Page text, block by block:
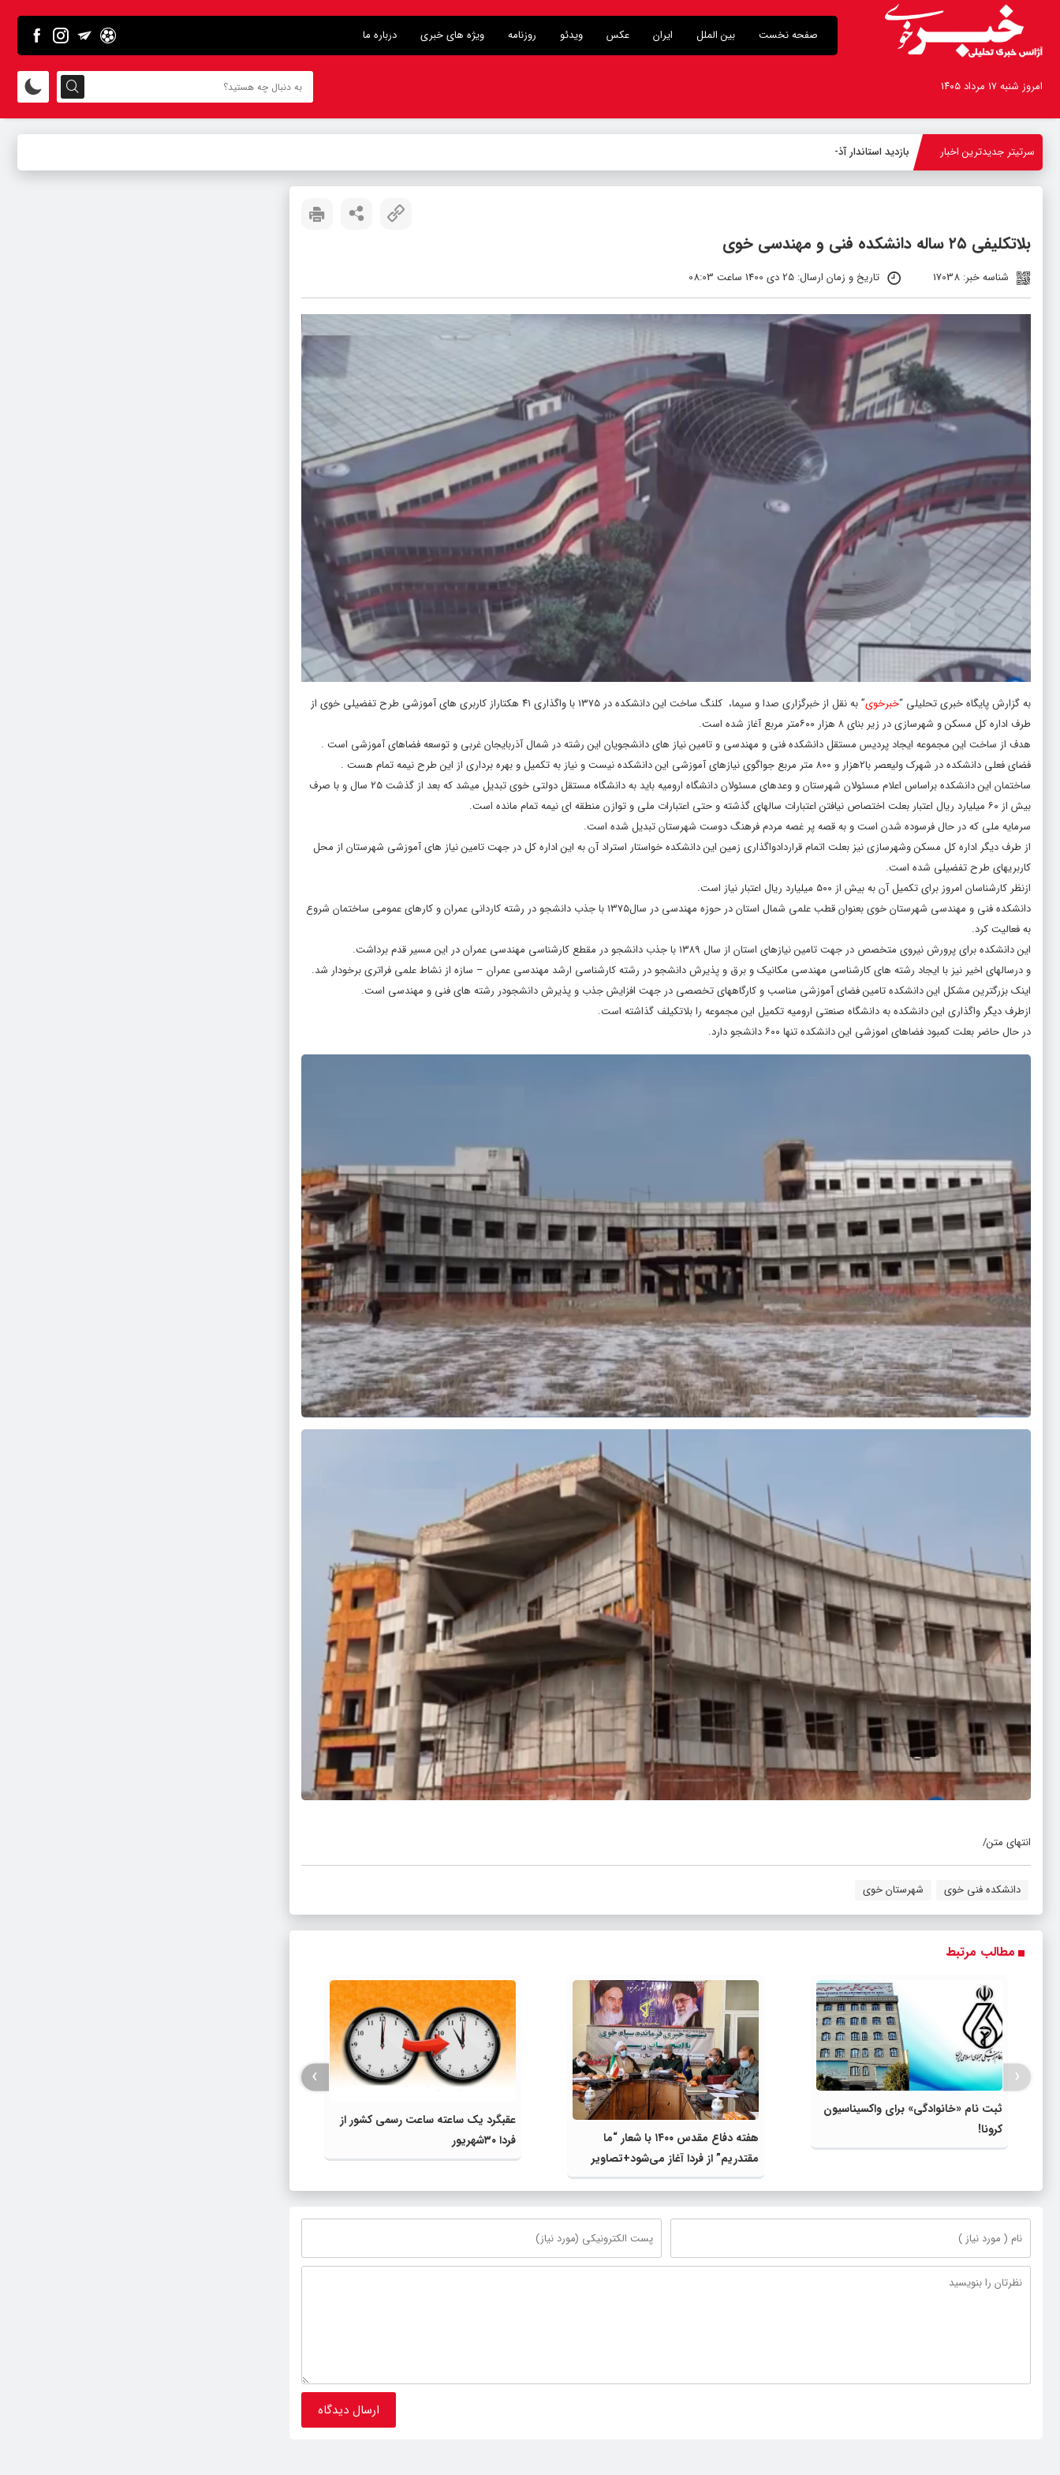
صفحه نخست بین الملل ایران عکس ویدئو روزنامه ویژه های خبری درباره ما
امروز شنبه ۱۷ مرداد ۱۴۰۵
سرتیتر جدیدترین اخبار بازدید استاندار آذربایجان‌غربی از روند اجرای
بلاتکلیفی ۲۵ ساله دانشکده فنی و مهندسی خوی
شناسه خبر: 17038 تاریخ و زمان ارسال: 25 دی 1400 ساعت 08:03
به گزارش پایگاه خبری تحلیلی “خبرخوی
” به نقل از خبرگزاری صدا و سیما، کلنگ ساخت این دانشکده در ۱۳۷۵ با واگذاری ۴۱ هکتاراز کاربری های آموزشی طرح تفضیلی خوی از
طرف اداره کل مسکن و شهرسازی در زیر بنای ۸ هزار ۶۰۰متر مربع آغاز شده است.
هدف از ساخت این مجموعه ایجاد پردیس مستقل دانشکده فنی و مهندسی و تامین نیاز های دانشجویان این رشته در شمال آذربایجان غربی و توسعه فضاهای آموزشی است .
فضای فعلی دانشکده در شهرک ولیعصر با۲هزار و ۸۰۰ متر مربع جواگوی نیازهای آموزشی این دانشکده نیست و نیاز به تکمیل و بهره برداری از این طرح نیمه تمام هست .
ساختمان این دانشکده براساس اعلام مسئولان شهرستان و وعدهای مسئولان دانشگاه ارومیه باید به دانشگاه مستقل دولتی خوی تبدیل میشد که بعد از گذشت ۲۵ سال و با صرف
بیش از ۶۰ میلیارد ریال اعتبار بعلت اختصاص نیافتن اعتبارات سالهای گذشته و حتی اعتبارات ملی و توازن منطقه ای نیمه تمام مانده است.
سرمایه ملی که در حال فرسوده شدن است و به قصه پر غصه مردم فرهنگ دوست شهرستان تبدیل شده است.
از طرف دیگر اداره کل مسکن وشهرسازی نیز بعلت اتمام قراردادواگذاری زمین این دانشکده خواستار استراد آن به این اداره کل در جهت تامین نیاز های آموزشی شهرستان از محل
کاربریهای طرح تفضیلی شده است.
ازنظر کارشناسان امروز برای تکمیل آن به بیش از ۵۰۰ میلیارد ریال اعتبار نیاز است.
دانشکده فنی و مهندسی شهرستان خوی بعنوان قطب علمی شمال استان در حوزه مهندسی در سال۱۳۷۵ با جذب دانشجو در رشته کاردانی عمران و کارهای عمومی ساختمان شروع
به فعالیت کرد.
این دانشکده برای پرورش نیروی متخصص در جهت تامین نیازهای استان از سال ۱۳۸۹ با جذب دانشجو در مقطع کارشناسی مهندسی عمران در این مسیر قدم برداشت.
و درسالهای اخیر نیز با ایجاد رشته های کارشناسی مهندسی مکانیک و برق و پذیرش دانشجو در رشته کارشناسی ارشد مهندسی عمران – سازه از نشاط علمی فراتری برخودار شد.
اینک بزرگترین مشکل این دانشکده تامین فضای آموزشی مناسب و کارگاههای تخصصی در جهت افزایش جذب و پذیرش دانشجودر رشته های فنی و مهندسی است.
ازطرف دیگر واگذاری این دانشکده به دانشگاه صنعتی ارومیه تکمیل این مجموعه را بلاتکیلف گذاشته است.
در حال حاضر بعلت کمبود فضاهای اموزشی این دانشکده تنها ۶۰۰ دانشجو دارد.
انتهای متن/
دانشکده فنی خوی شهرستان خوی
مطالب مرتبط
ثبت نام «خانوادگی» برای واکسیناسیون
کرونا!
هفته دفاع مقدس ۱۴۰۰ با شعار “ما
مقتدریم” از فردا آغاز می‌شود+تصاویر
عقبگرد یک ساعته ساعت رسمی کشور از
فردا ۳۰شهریور
‹
›